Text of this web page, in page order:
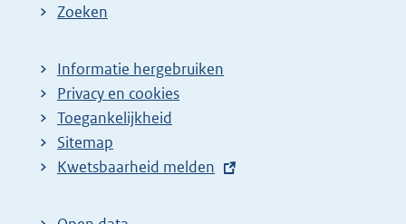
Zoeken
Informatie hergebruiken
Privacy en cookies
Toegankelijkheid
Sitemap
E
t
Kwetsbaarheid melden